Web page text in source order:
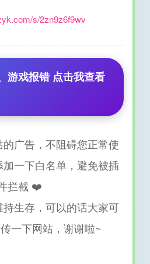
s/2zn9z6f9wv
游戏报错 点击我查看
广告，不阻碍您正常使
一下白名单，避免被插
拦截 ❤️
生存，可以的话大家可
一下网站，谢谢啦~